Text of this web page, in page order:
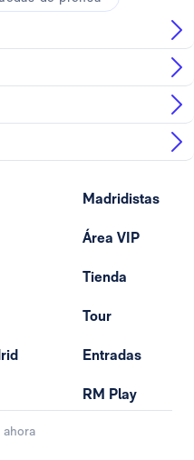
Madridistas
Área VIP
Tienda
Tour
Entradas
RM Play
ahora